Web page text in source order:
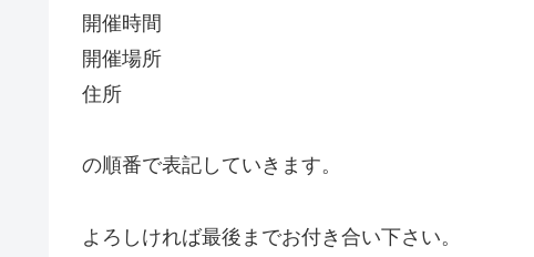
開催時間
開催場所
住所
の順番で表記していきます。
よろしければ最後までお付き合い下さい。